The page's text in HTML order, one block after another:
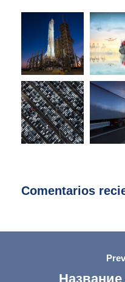
Comentarios
Название